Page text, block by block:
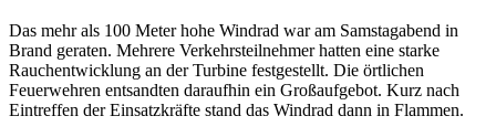
Das mehr als 100 Meter hohe Windrad war am Samstagabend in
Brand geraten. Mehrere Verkehrsteilnehmer hatten eine starke
Rauchentwicklung an der Turbine festgestellt. Die örtlichen
Feuerwehren entsandten daraufhin ein Großaufgebot. Kurz nach
Eintreffen der Einsatzkräfte stand das Windrad dann in Flammen.